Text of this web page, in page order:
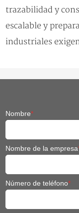
trazabilidad y
escalable y
industriales
Nombre*
Nombre de la empresa
Número de teléfono*